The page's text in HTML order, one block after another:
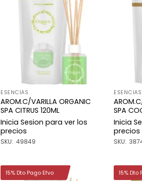
Añadir
a la
lista de
deseos
ESENCIAS
AROM.C/VARILLA ORGANIC
SPA CITRUS 120ML
Inicia Sesion para ver los
precios
SKU: 49849
ESENCIAS
SPA
Inicia
precios
SKU:
15% Dto Pago Efvo 15% Dto